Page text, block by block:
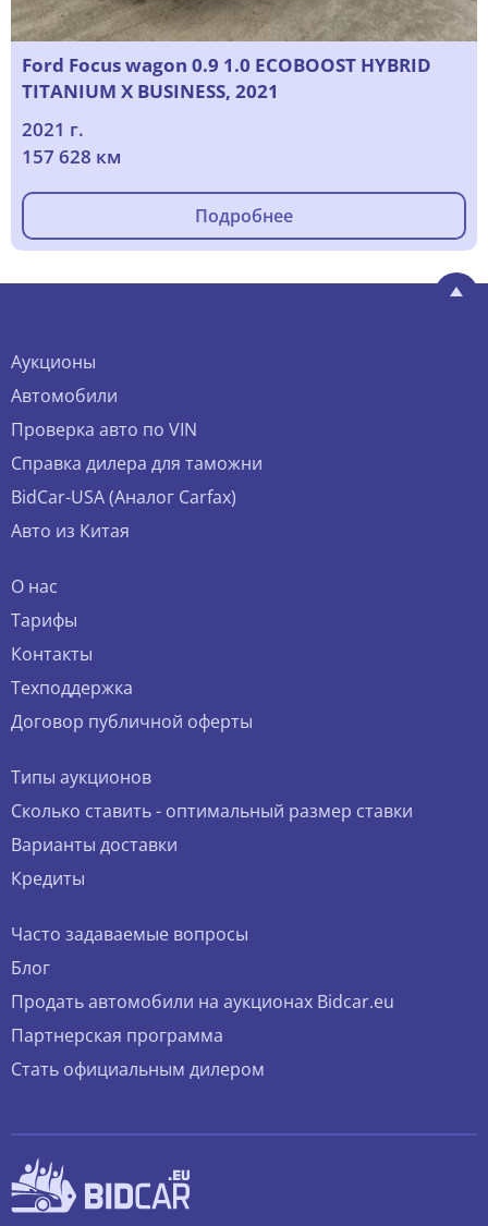
Ford Focus wagon 0.9 1.0 ECOBOOST HYBRID
TITANIUM X BUSINESS, 2021
2021 г.
157 628 км
Подробнее
Аукционы
Автомобили
Проверка авто по VIN
Справка дилера для таможни
BidCar-USA (Аналог Carfax)
Авто из Китая
О нас
Тарифы
Контакты
Техподдержка
Договор публичной оферты
Типы аукционов
Сколько ставить - оптимальный размер ставки
Варианты доставки
Кредиты
Часто задаваемые вопросы
Блог
Продать автомобили на аукционах Bidcar.eu
Партнерская программа
Стать официальным дилером